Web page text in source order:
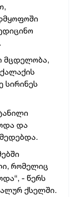
მცდელობა,
და
რომელიც
- წერს
ქსელში.